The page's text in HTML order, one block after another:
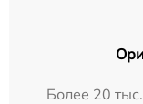
Более 20